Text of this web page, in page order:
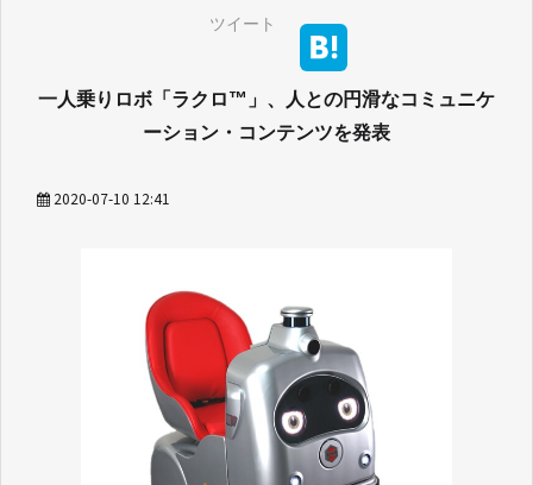
ツイート
一人乗りロボ「ラクロ™」、人との円滑なコミュニケ
ーション・コンテンツを発表
2020-07-10 12:41